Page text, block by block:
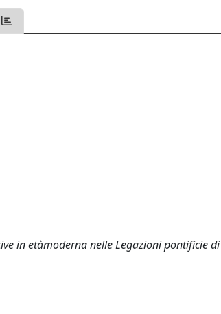
in etàmoderna nelle Legazioni pontificie di